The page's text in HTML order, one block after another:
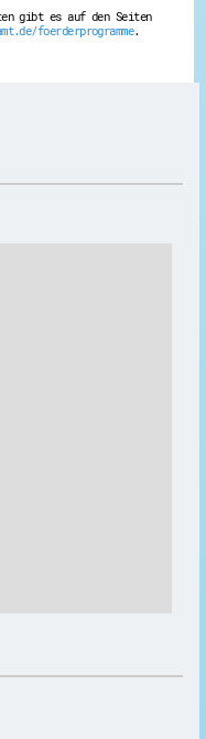
gibt es auf den Seiten
foerderprogramme.